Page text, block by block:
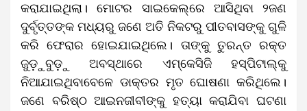
କରାଯାଇଥିଲା। ମୋଟର ସାଇକେଲ୍‌ରେ ଆସିଥିବା ୨ଜଣ
ଦୁର୍ବୃତ୍ତଙ୍କ ମଧ୍ୟରୁ ଜଣେ ଅତି ନିକଟରୁ ପୀତବାସଙ୍କୁ ଗୁଳି
କରି ଫେରାର ହୋଇଯାଇଥିଲେ। ତାଙ୍କୁ ତୁରନ୍ତ ରକ୍ତ
ଜୁଡ଼ୁବୁଡ଼ୁ ଅବସ୍ଥାରେ ଏମ୍‌କେସିଜି ହସ୍ପିଟାଲ୍‌କୁ
ନିଆଯାଇଥିବାବେଳେ ଡାକ୍ତର ମୃତ ଘୋଷଣା କରିଥିଲେ।
ଜଣେ ବରିଷ୍ଠ ଆଇନଜୀବୀଙ୍କୁ ହତ୍ୟା କରାଯିବା ଘଟଣା